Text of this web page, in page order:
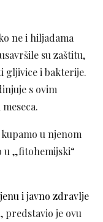
ne i hiljadama
su zaštitu,
gljivice i bakterije.
s ovim
u njenom
„fitohemijski“
i javno zdravlje
predstavio je ovu